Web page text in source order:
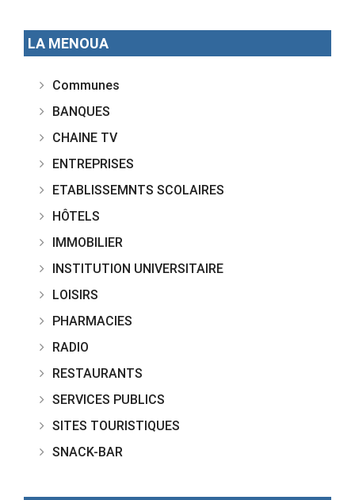
LA MENOUA
Communes
BANQUES
CHAINE TV
ENTREPRISES
ETABLISSEMNTS SCOLAIRES
HÔTELS
IMMOBILIER
INSTITUTION UNIVERSITAIRE
LOISIRS
PHARMACIES
RADIO
RESTAURANTS
SERVICES PUBLICS
SITES TOURISTIQUES
SNACK-BAR